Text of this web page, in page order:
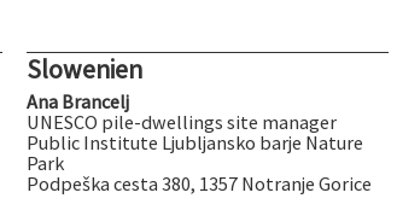
Slowenien
Ana Brancelj
UNESCO pile-dwellings site manager
Public Institute Ljubljansko barje Nature
Park
Podpeška cesta 380, 1357 Notranje Gorice